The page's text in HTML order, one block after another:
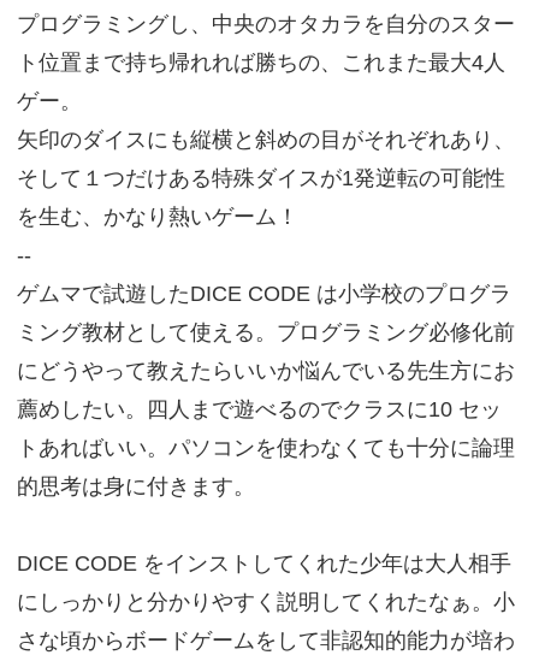
プログラミングし、中央のオタカラを自分のスター
ト位置まで持ち帰れれば勝ちの、これまた最大4人
ゲー。
矢印のダイスにも縦横と斜めの目がそれぞれあり、
そして１つだけある特殊ダイスが1発逆転の可能性
を生む、かなり熱いゲーム！
--
ゲムマで試遊したDICE CODE は小学校のプログラ
ミング教材として使える。プログラミング必修化前
にどうやって教えたらいいか悩んでいる先生方にお
薦めしたい。四人まで遊べるのでクラスに10 セッ
トあればいい。パソコンを使わなくても十分に論理
的思考は身に付きます。
DICE CODE をインストしてくれた少年は大人相手
にしっかりと分かりやすく説明してくれたなぁ。小
さな頃からボードゲームをして非認知的能力が培わ